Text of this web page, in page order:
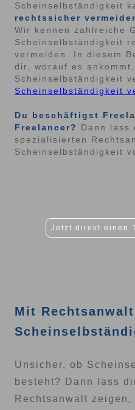
Scheinselbständigkeit
rechtssicher
Wir kennen zahlreiche
Scheinselbständigkeit
vermeiden. In diesem
dir, worauf es
Scheinselbständigkeit
Scheinselbständigkeit
Du beschäftigst
Freelancer?
Dann lass
spezialisierten
Scheinselbständigkeit
Jetzt direkt einen
Mit Rechtsanwalt
Unsicher, ob
besteht? Dann lass
Rechtsanwalt zeigen,